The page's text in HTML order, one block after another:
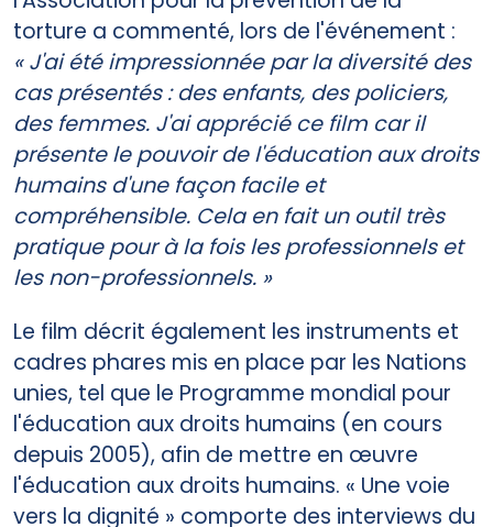
torture a commenté, lors de l'événement :
« J'ai été impressionnée par la diversité des
cas présentés : des enfants, des policiers,
des femmes. J'ai apprécié ce film car il
présente le pouvoir de l'éducation aux droits
humains d'une façon facile et
compréhensible. Cela en fait un outil très
pratique pour à la fois les professionnels et
les non-professionnels. »
Le film décrit également les instruments et
cadres phares mis en place par les Nations
unies, tel que le Programme mondial pour
l'éducation aux droits humains (en cours
depuis 2005), afin de mettre en œuvre
l'éducation aux droits humains. « Une voie
vers la dignité » comporte des interviews du